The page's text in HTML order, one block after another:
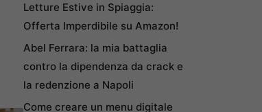
Letture Estive in Spiaggia:
Offerta Imperdibile su Amazon!
Abel Ferrara: la mia battaglia
contro la dipendenza da crack e
la redenzione a Napoli
Come creare un menu digitale